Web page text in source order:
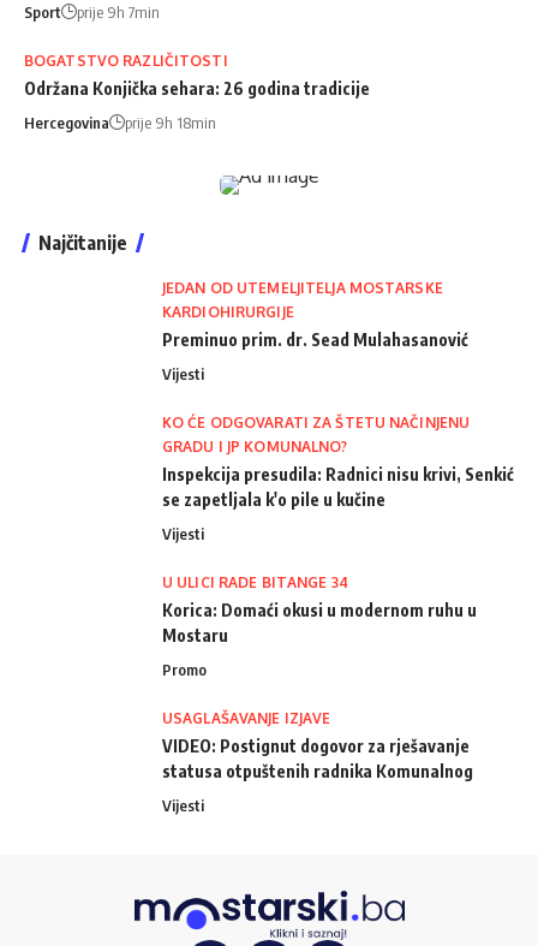
Sport prije 9h 7min
BOGATSTVO RAZLIČITOSTI
Održana Konjička sehara: 26 godina tradicije
Hercegovina prije 9h 18min
Najčitanije
JEDAN OD UTEMELJITELJA MOSTARSKE
KARDIOHIRURGIJE
Preminuo prim. dr. Sead Mulahasanović
Vijesti
KO ĆE ODGOVARATI ZA ŠTETU NAČINJENU
GRADU I JP KOMUNALNO?
Inspekcija presudila: Radnici nisu krivi, Senkić
se zapetljala k'o pile u kučine
Vijesti
U ULICI RADE BITANGE 34
Korica: Domaći okusi u modernom ruhu u
Mostaru
Promo
USAGLAŠAVANJE IZJAVE
VIDEO: Postignut dogovor za rješavanje
statusa otpuštenih radnika Komunalnog
Vijesti